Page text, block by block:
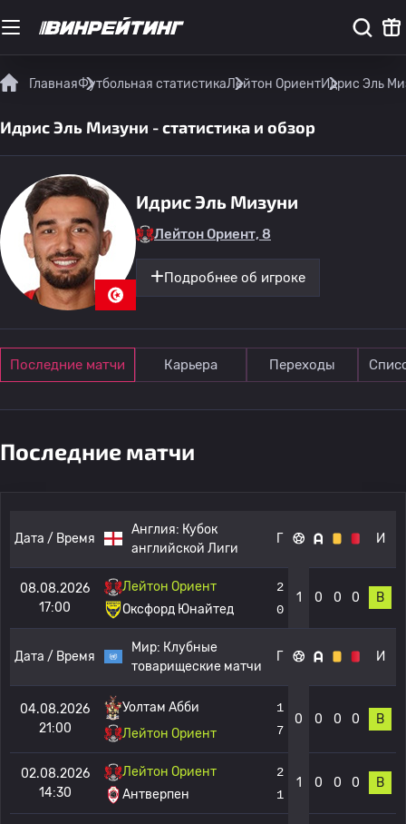
ГлавнаяФутбольная статистикаЛейтон ОриентИдрис Эль
Идрис Эль Мизуни - статистика и обзор
Идрис Эль Мизуни
Лейтон Ориент, 8
Подробнее об игроке
Последние матчи Карьера Переходы
Последние матчи
Дата / Время
Англия: Кубок
английской Лиги
Г И
08.08.2026
17:00
Лейтон Ориент
Оксфорд Юнайтед
2
0
1 0 0 0 В
Дата / Время
Мир: Клубные
товарищеские матчи
Г И
04.08.2026
21:00
Уолтам Абби
Лейтон Ориент
1
7
0 0 0 0 В
02.08.2026
14:30
Лейтон Ориент
Антверпен
2
1
1 0 0 0 В